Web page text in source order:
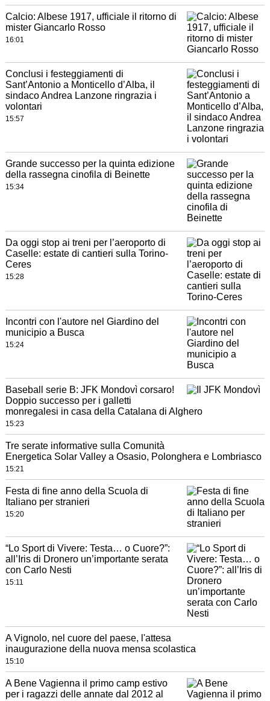
Calcio: Albese 1917, ufficiale il ritorno di
mister Giancarlo Rosso
16:01
Conclusi i festeggiamenti di
Sant’Antonio a Monticello d’Alba, il
sindaco Andrea Lanzone ringrazia i
volontari
15:57
Grande successo per la quinta edizione
della rassegna cinofila di Beinette
15:34
Da oggi stop ai treni per l’aeroporto di
Caselle: estate di cantieri sulla Torino-
Ceres
15:28
Incontri con l'autore nel Giardino del
municipio a Busca
15:24
Baseball serie B: JFK Mondovì corsaro!
Doppio successo per i galletti
monregalesi in casa della Catalana di Alghero
15:23
Tre serate informative sulla Comunità
Energetica Solar Valley a Osasio, Polonghera e Lombriasco
15:21
Festa di fine anno della Scuola di
Italiano per stranieri
15:20
“Lo Sport di Vivere: Testa… o Cuore?”:
all’Iris di Dronero un’importante serata
con Carlo Nesti
15:11
A Vignolo, nel cuore del paese, l'attesa
inaugurazione della nuova mensa scolastica
15:10
A Bene Vagienna il primo camp estivo
per i ragazzi delle annate dal 2012 al